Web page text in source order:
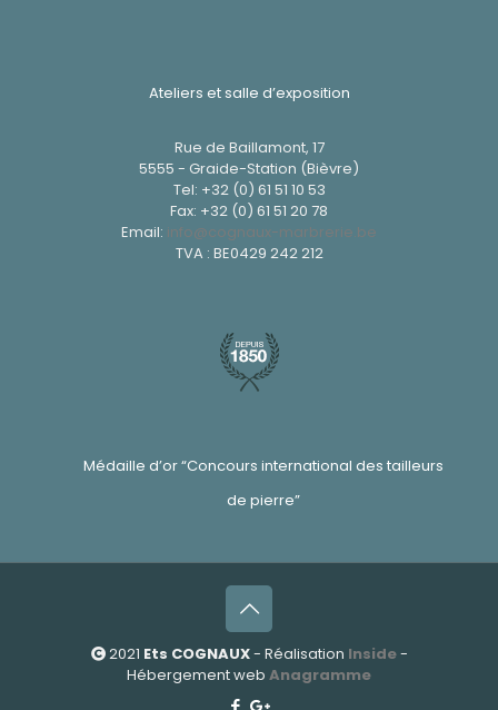
Ateliers et salle d’exposition
Rue de Baillamont, 17
5555 - Graide-Station (Bièvre)
Tel: +32 (0) 61 51 10 53
Fax: +32 (0) 61 51 20 78
Email: info@cognaux-marbrerie.be
TVA : BE0429 242 212
Médaille d’or “Concours international des tailleurs
de pierre”
2021 Ets COGNAUX- Réalisation Inside-
Hébergement web Anagramme